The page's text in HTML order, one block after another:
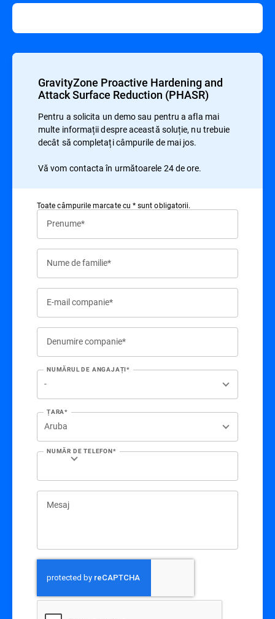
GravityZone Proactive Hardening and
Attack Surface Reduction (PHASR)
Pentru a solicita un demo sau pentru a afla mai
multe informații despre această soluție, nu trebuie
decât să completați câmpurile de mai jos.
Vă vom contacta în următoarele 24 de ore.
Toate câmpurile marcate cu * sunt obligatorii.
Prenume*
Nume de familie*
E-mail companie*
Denumire companie*
NUMĂRUL DE ANGAJAȚI*
ȚARA*
NUMĂR DE TELEFON*
Mesaj